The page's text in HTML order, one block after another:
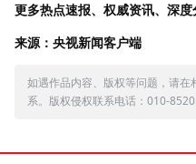
更多热点速报、权威资讯、深
来源：央视新闻客户端
如遇作品内容、版权等问题，请
系。版权侵权联系电话：010-